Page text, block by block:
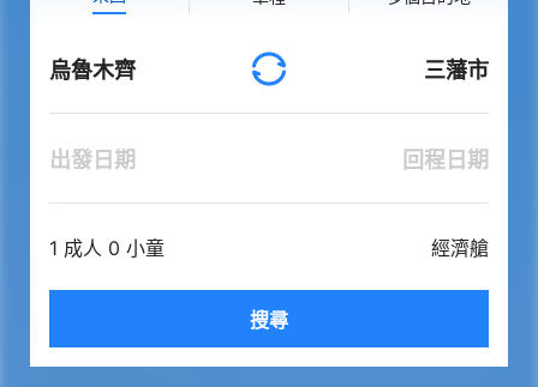
烏魯木齊 三藩市
出發日期 回程日期
1 成人 0 小童 經濟艙
搜尋